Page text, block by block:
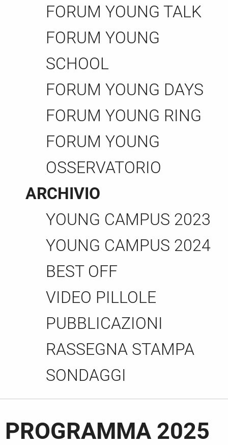
FORUM YOUNG TALK
FORUM YOUNG
SCHOOL
FORUM YOUNG DAYS
FORUM YOUNG RING
FORUM YOUNG
OSSERVATORIO
ARCHIVIO
YOUNG CAMPUS 2023
YOUNG CAMPUS 2024
BEST OFF
VIDEO PILLOLE
PUBBLICAZIONI
RASSEGNA STAMPA
SONDAGGI
PROGRAMMA 2025